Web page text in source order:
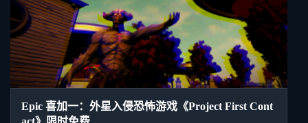
Epic 喜加一：外星入侵恐怖游戏《Project First Cont